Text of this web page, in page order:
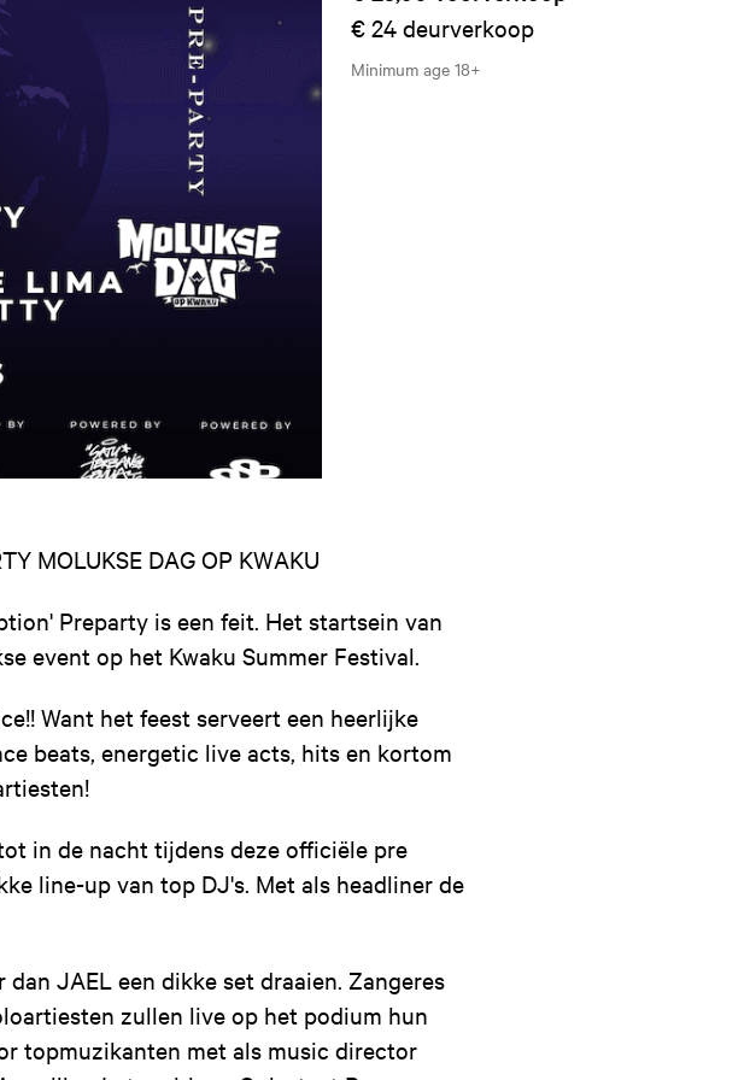
€ 24 deurverkoop
Minimum age 18+
MOLUKSE DAG OP KWAKU
Preparty is een feit. Het startsein van
event op het Kwaku Summer Festival.
Want het feest serveert een heerlijke
beats, energetic live acts, hits en kortom
in de nacht tijdens deze officiële pre
line-up van top DJ's. Met als headliner de
JAEL een dikke set draaien. Zangeres
zullen live op het podium hun
topmuzikanten met als music director